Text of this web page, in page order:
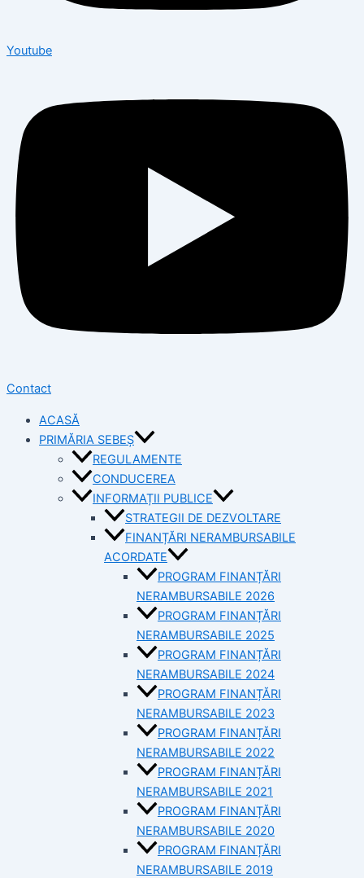
Youtube
Contact
ACASĂ
PRIMĂRIA SEBEȘ
REGULAMENTE
CONDUCEREA
INFORMAȚII PUBLICE
STRATEGII DE DEZVOLTARE
FINANȚĂRI NERAMBURSABILE
ACORDATE
PROGRAM FINANȚĂRI
NERAMBURSABILE 2026
PROGRAM FINANȚĂRI
NERAMBURSABILE 2025
PROGRAM FINANȚĂRI
NERAMBURSABILE 2024
PROGRAM FINANȚĂRI
NERAMBURSABILE 2023
PROGRAM FINANȚĂRI
NERAMBURSABILE 2022
PROGRAM FINANȚĂRI
NERAMBURSABILE 2021
PROGRAM FINANȚĂRI
NERAMBURSABILE 2020
PROGRAM FINANȚĂRI
NERAMBURSABILE 2019